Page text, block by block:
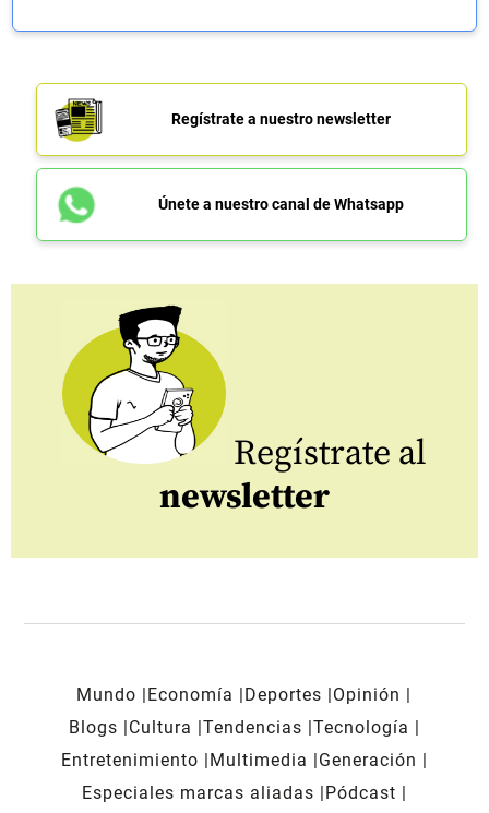
Regístrate a nuestro newsletter
Únete a nuestro canal de Whatsapp
Regístrate al
newsletter
Mundo Economía Deportes
Opinión
Blogs
Cultura Tendencias Tecnología
Entretenimiento
Multimedia
Generación
Especiales marcas aliadas
Pódcast